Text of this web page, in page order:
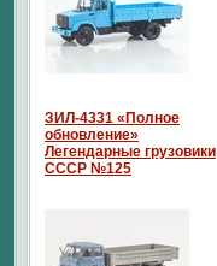
ЗИЛ-4331 «Полное
обновление»
Легендарные грузовики
СССР №125